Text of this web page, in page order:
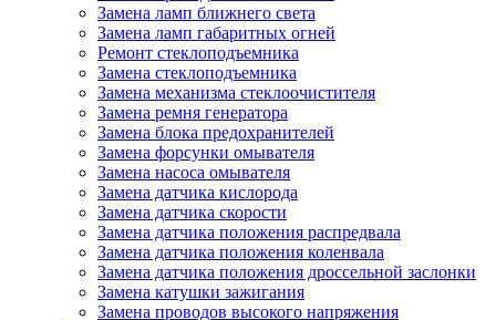
Замена ламп ближнего света
Замена ламп габаритных огней
Ремонт стеклоподъемника
Замена стеклоподъемника
Замена механизма стеклоочистителя
Замена ремня генератора
Замена блока предохранителей
Замена форсунки омывателя
Замена насоса омывателя
Замена датчика кислорода
Замена датчика скорости
Замена датчика положения распредвала
Замена датчика положения коленвала
Замена датчика положения дроссельной заслонки
Замена катушки зажигания
Замена проводов высокого напряжения